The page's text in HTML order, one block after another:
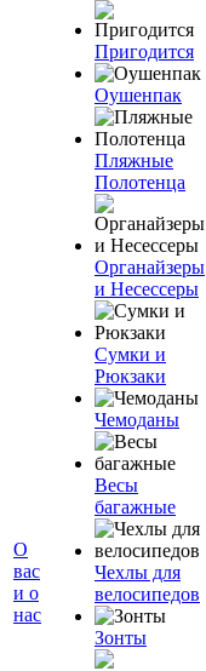
О
вас
и о
нас
Пригодится
Оушенпак
Пляжные
Полотенца
Органайзеры
и Несессеры
Сумки и
Рюкзаки
Чемоданы
Весы
багажные
Чехлы для
велосипедов
Зонты